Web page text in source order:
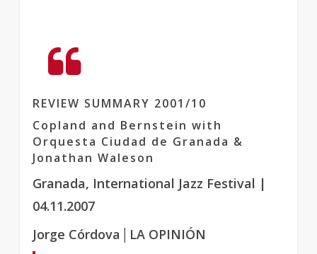
REVIEW SUMMARY 2001/10
Copland and Bernstein with
Orquesta Ciudad de Granada &
Jonathan Waleson
Granada, International Jazz Festival |
04.11.2007
Jorge Córdova
LA OPINIÓN